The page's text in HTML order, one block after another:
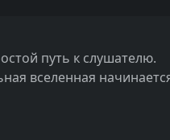
путь к слушателю.
вселенная